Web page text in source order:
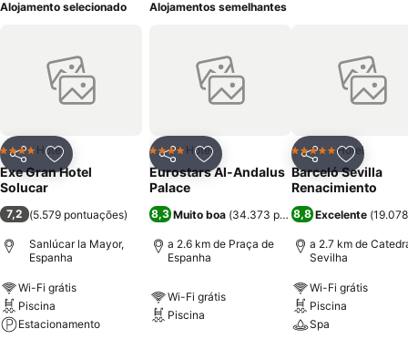
disponível, assistência médica disponível, assistência turística,
hotel possuem janelas com vista, berços disponíveis, cofre no
quarto, cortinas blackout, ferro de passar roupa quando solicitado,
mesa de escritório e serviço de babá no quarto com sobretaxa. Os
banheira e bidê.
Alojamento selecionado
PartilharAdicionar aos favoritos
4 EstrelasHotel
Exe Gran Hotel
Solucar
7,2 (5.579 pontuações)
Sanlúcar la Mayor,
Espanha
Wi-Fi grátis
Piscina
Estacionamento
Alojamentos semelhantes
PartilharAdicionar aos favoritos
4 EstrelasHotel
Eurostars Al-Andalus
Palace
8,3 Muito boa (34.373 pontuações)
a 2.6 km de Praça de
Espanha
Wi-Fi grátis
Piscina
Partilhar
5 EstrelasHotel
Barceló Sevilla
Renacimiento
8,8 Excelente (
a 2.7 km de
Sevilha
Wi-Fi grátis
Piscina
Spa